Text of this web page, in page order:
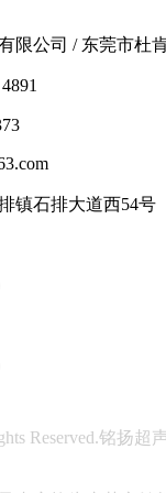
限公司 / 东莞市杜
镇石排大道西54号
Reserved.铭扬超